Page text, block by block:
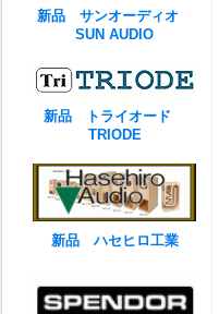
新品 サンオーディオ
SUN AUDIO
新品 トライオード
TRIODE
新品 ハセヒロ工業